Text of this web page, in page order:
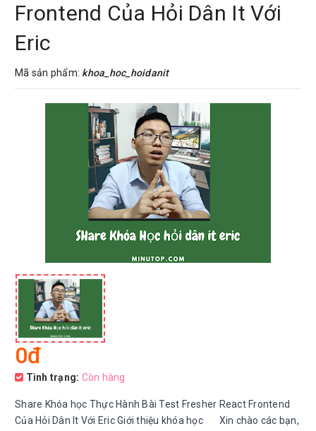
Frontend Của Hỏi Dân It Với
Eric
Mã sản phẩm: khoa_hoc_hoidanit
0đ
Tình trạng: Còn hàng
Share Khóa học Thực Hành Bài Test Fresher React Frontend
Của Hỏi Dân It Với Eric Giới thiệu khóa học Xin chào các bạn,